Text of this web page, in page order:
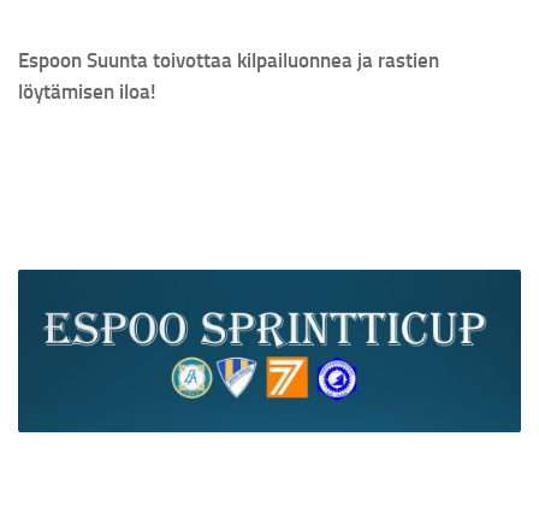
Espoon Suunta toivottaa kilpailuonnea ja rastien
löytämisen iloa!